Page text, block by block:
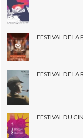
FESTIVAL DE LA
FESTIVAL DE
FESTIVAL DU